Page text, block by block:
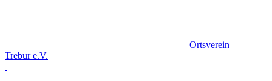
Ortsverein
Trebur e.V.